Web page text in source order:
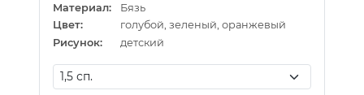
Материал:
Бязь
Цвет:
голубой, зеленый, оранжевый
Рисунок:
детский